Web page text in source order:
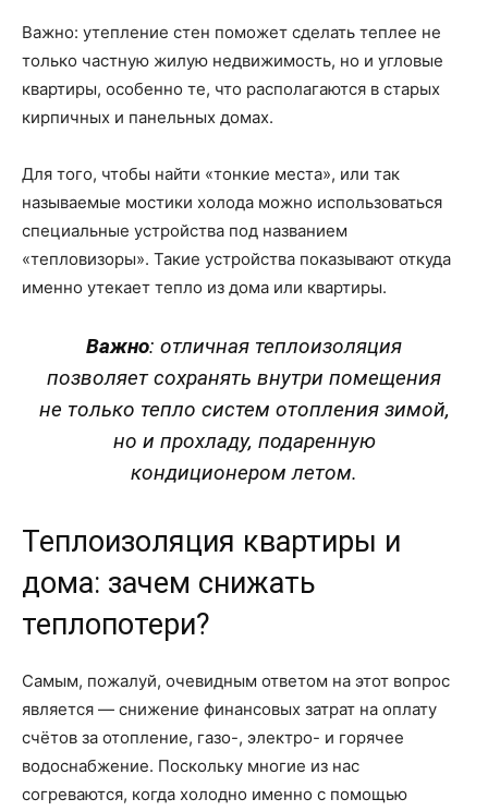
Важно: утепление стен поможет сделать теплее не
только частную жилую недвижимость, но и угловые
квартиры, особенно те, что располагаются в старых
кирпичных и панельных домах.
Для того, чтобы найти «тонкие места», или так
называемые мостики холода можно использоваться
специальные устройства под названием
«тепловизоры». Такие устройства показывают откуда
именно утекает тепло из дома или квартиры.
Важно: отличная теплоизоляция
позволяет сохранять внутри помещения
не только тепло систем отопления зимой,
но и прохладу, подаренную
кондиционером летом.
Теплоизоляция квартиры и
дома: зачем снижать
теплопотери?
Самым, пожалуй, очевидным ответом на этот вопрос
является — снижение финансовых затрат на оплату
счётов за отопление, газо-, электро- и горячее
водоснабжение. Поскольку многие из нас
согреваются, когда холодно именно с помощью